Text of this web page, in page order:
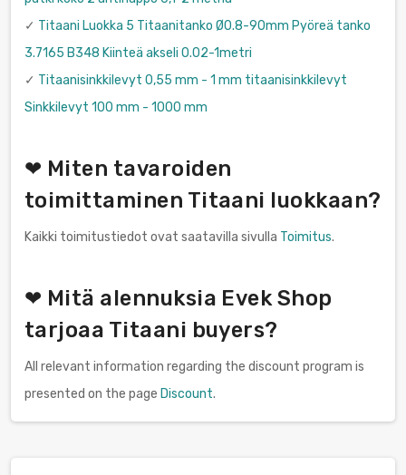
✓ Titaani Luokka 5 Titaanitanko Ø0.8-90mm Pyöreä tanko
3.7165 B348 Kiinteä akseli 0.02-1metri
✓ Titaanisinkkilevyt 0,55 mm - 1 mm titaanisinkkilevyt
Sinkkilevyt 100 mm - 1000 mm
❤ Miten tavaroiden
toimittaminen Titaani luokkaan?
Kaikki toimitustiedot ovat saatavilla sivulla Toimitus.
❤ Mitä alennuksia Evek Shop
tarjoaa Titaani buyers?
All relevant information regarding the discount program is
presented on the page Discount.